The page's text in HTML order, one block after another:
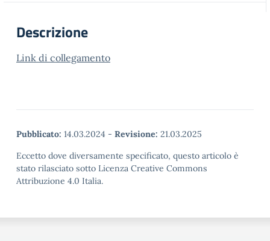
Descrizione
Link di collegamento
Pubblicato: 14.03.2024 - Revisione: 21.03.2025
Eccetto dove diversamente specificato, questo articolo è
stato rilasciato sotto Licenza Creative Commons
Attribuzione 4.0 Italia.